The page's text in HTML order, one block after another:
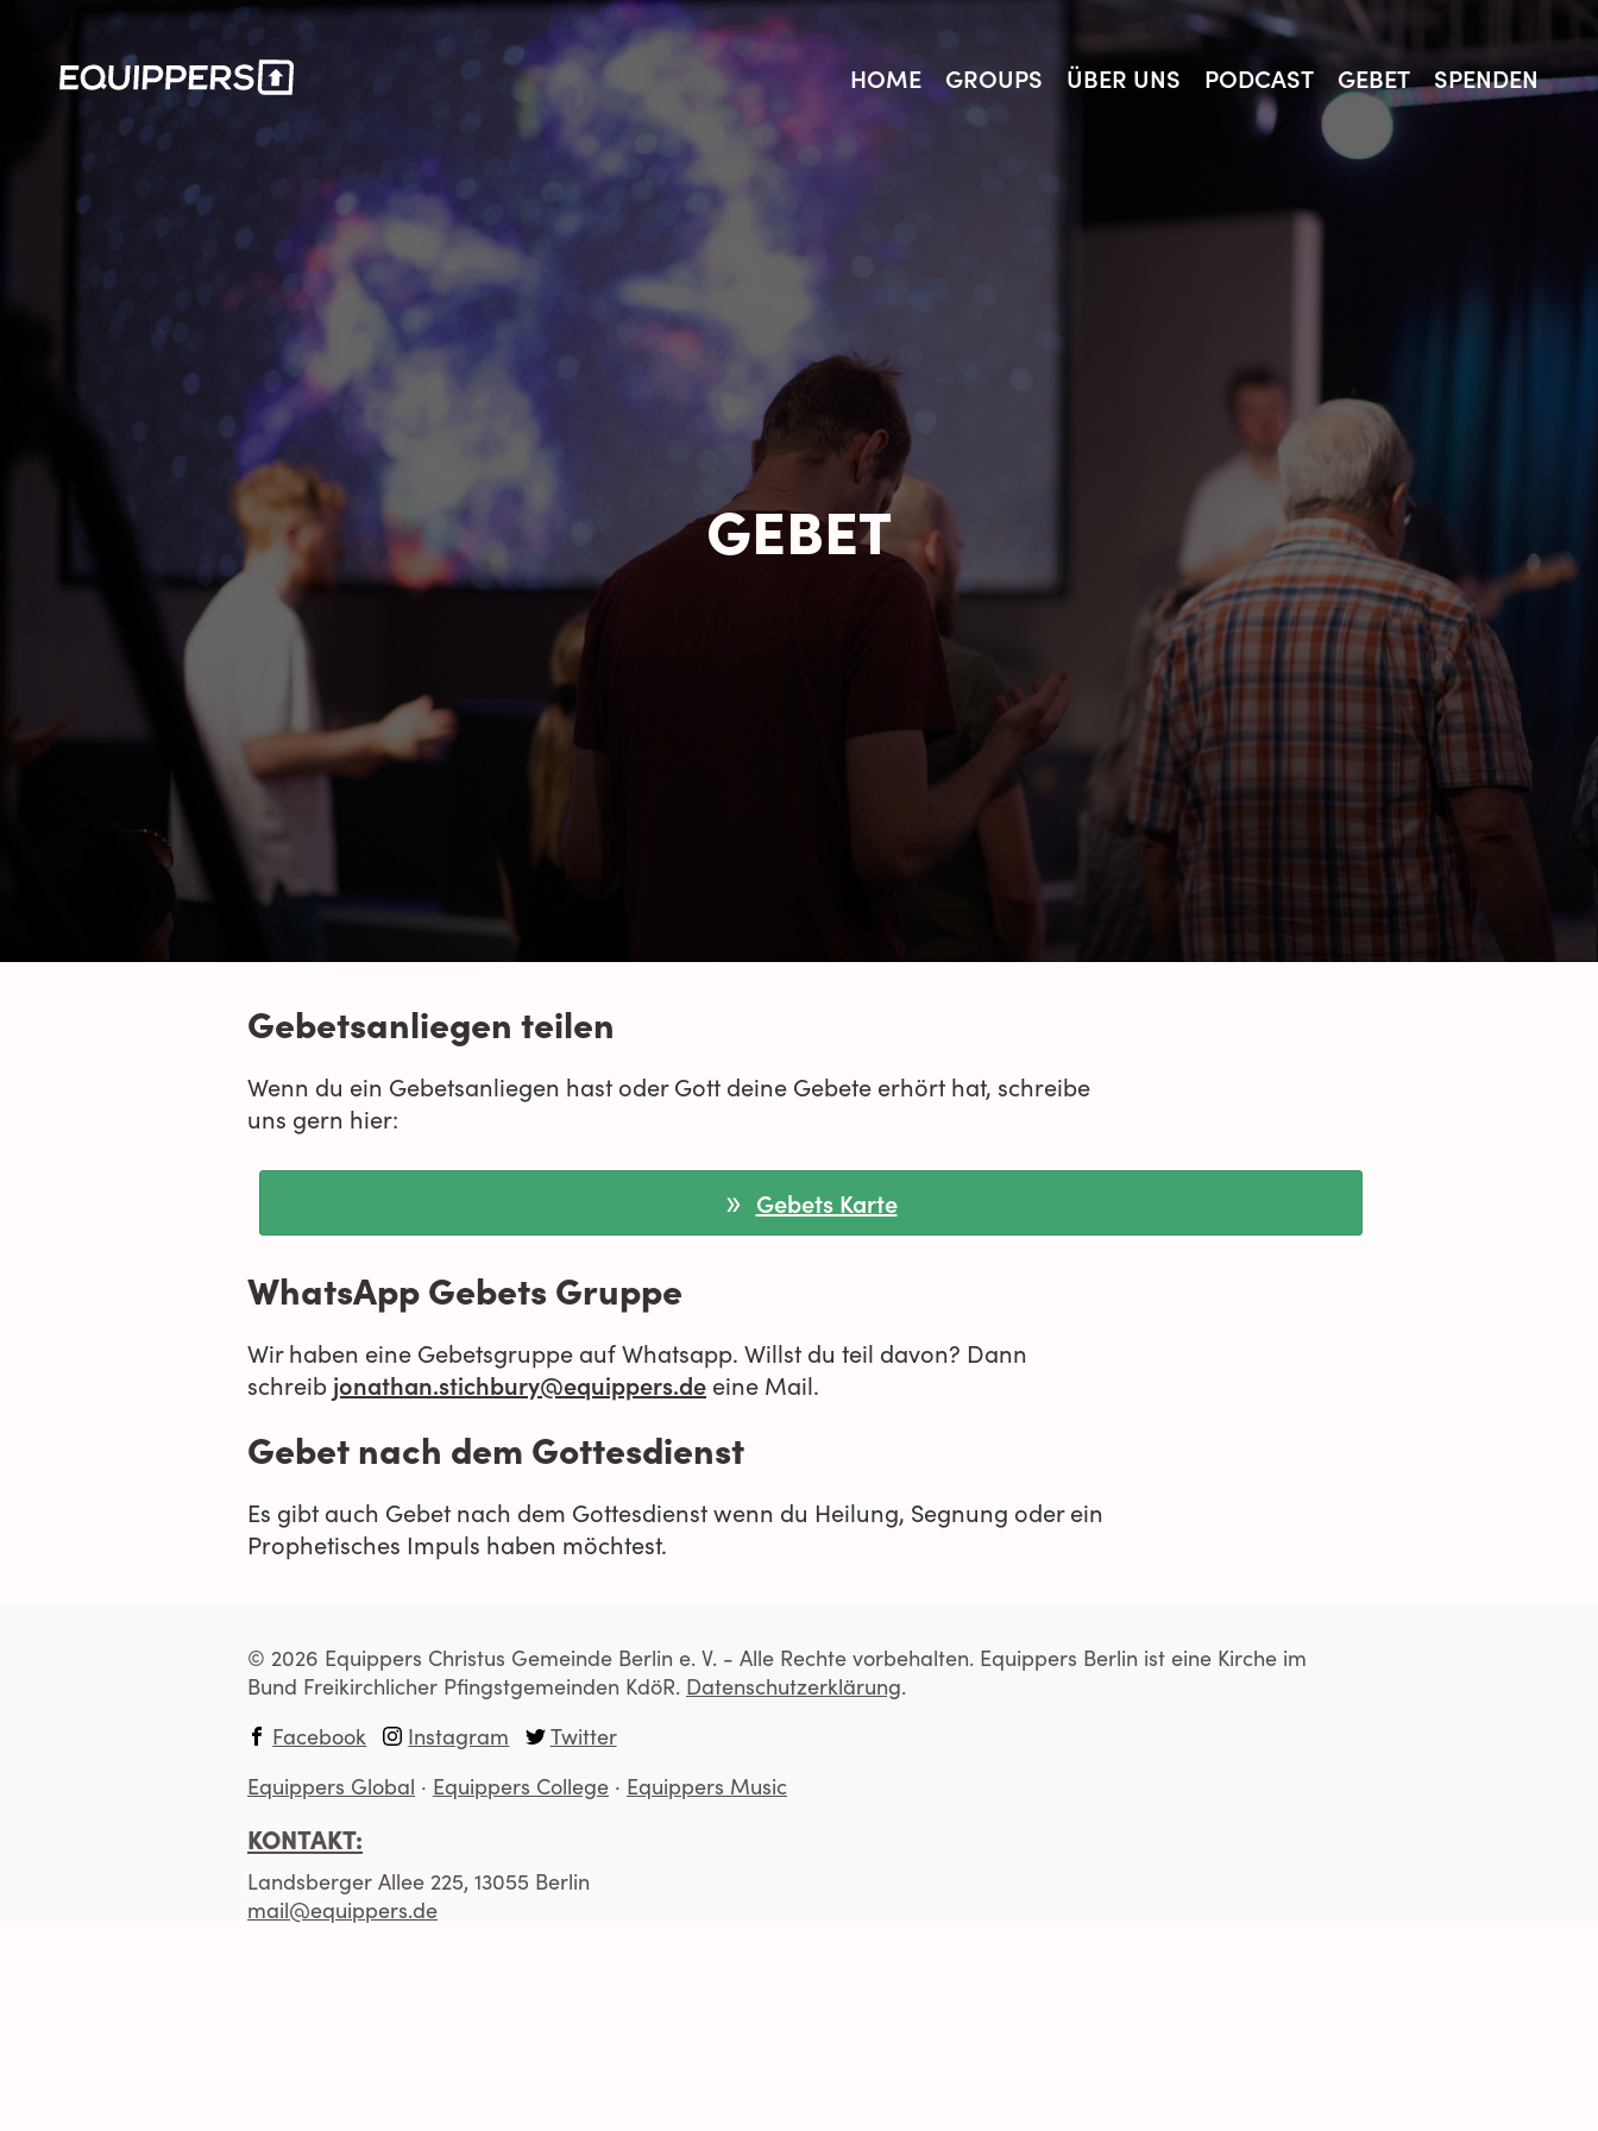
HOME GROUPS ÜBER UNS PODCAST GEBET SPENDEN
GEBET
Gebetsanliegen teilen
Wenn du ein Gebetsanliegen hast oder Gott deine Gebete erhört hat, schreibe
uns gern hier:
Gebets Karte
WhatsApp Gebets Gruppe
Wir haben eine Gebetsgruppe auf Whatsapp. Willst du teil davon? Dann
schreib jonathan.stichbury@equippers.de eine Mail.
Gebet nach dem Gottesdienst
Es gibt auch Gebet nach dem Gottesdienst wenn du Heilung, Segnung oder ein
Prophetisches Impuls haben möchtest.
© 2026 Equippers Christus Gemeinde Berlin e. V. - Alle Rechte vorbehalten. Equippers Berlin ist eine Kirche im
Bund Freikirchlicher Pfingstgemeinden KdöR. Datenschutzerklärung.
Facebook
Instagram
Twitter
Equippers Global
Equippers College Equippers Music
KONTAKT:
Landsberger Allee 225, 13055 Berlin
mail@equippers.de